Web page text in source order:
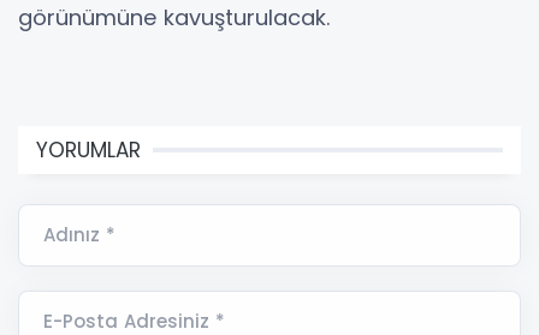
görünümüne kavuşturulacak.
YORUMLAR
Adınız *
E-Posta Adresiniz *